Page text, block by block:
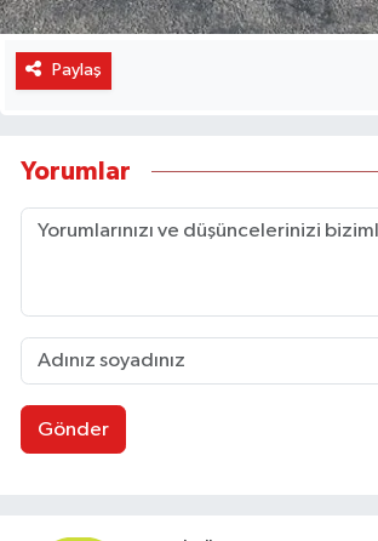
Paylaş
Yorumlar
Gönder